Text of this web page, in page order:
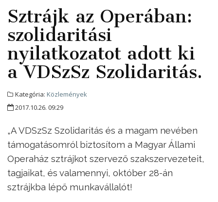
Sztrájk az Operában:
szolidaritási
nyilatkozatot adott ki
a VDSzSz Szolidaritás.
Kategória: Közlemények
2017.10.26. 09:29
„A VDSzSz Szolidaritás és a magam nevében
támogatásomról biztosítom a Magyar Állami
Operaház sztrájkot szervező szakszervezeteit,
tagjaikat, és valamennyi, október 28-án
sztrájkba lépő munkavállalót!